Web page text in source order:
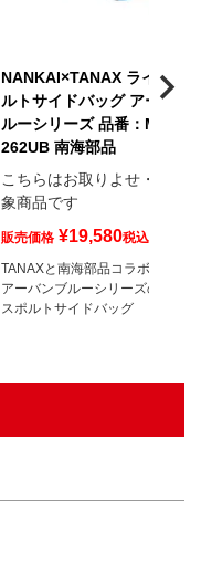
NANKAI×TANAX ライトス
ルトサイドバッグ アーバン
ルーシリーズ 品番：MFK-
262UB 南海部品
こちらはお取りよせ・予約対
象商品です
販売価格 ¥19,580税込
TANAXと南海部品コラボ 青を纏
アーバンブルーシリーズのライト
スポルトサイドバッグ